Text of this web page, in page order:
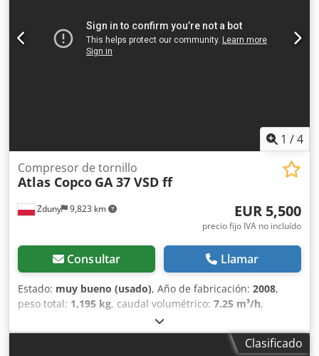
1 /4
Zduny 9,823 km
Compresor de tornillo
Atlas Copco GA 37 VSD ff
EUR 5,500
precio fijo IVA no incluído
Consultar Llamar
Estado: muy bueno (usado), Año de fabricación: 2008,
peso total: 1,195 kg, caudal volumétrico: 7.25 m³/h,
13 bar
400 V, Compresor de tornillo ATLAS COPCO GA 37 VSD ff
Velocidad variable, (inverter) Con secador frigorífico Motor
Clasificado